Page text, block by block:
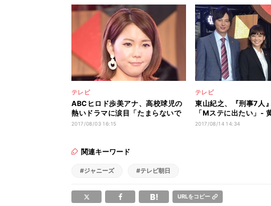
テレビ
ABCヒロド歩美アナ、高校球児の
熱いドラマに涙目「たまらないで
すね」
2017/08/03 16:15
テレビ
東山紀之、『刑事7人
「Mステに出たい」-
受け自信!?
2017/08/14 14:34
関連キーワード
#ジャニーズ #テレビ朝日
URLをコピー